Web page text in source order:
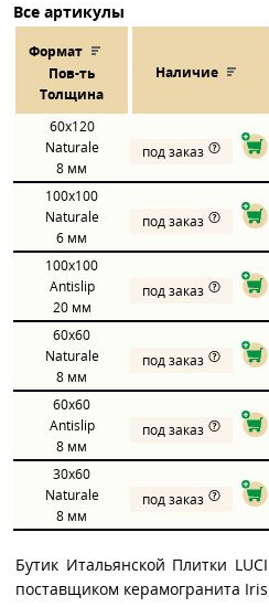
Все артикулы
Формат
Пов-ть
Толщина
Наличие
60x120
Naturale
8 мм
под заказ
100x100
Naturale
6 мм
под заказ
100x100
Antislip
20 мм
под заказ
60x60
Naturale
8 мм
под заказ
60x60
Antislip
8 мм
под заказ
30x60
Naturale
8 мм
под заказ
Бутик Итальянской Плитки
поставщиком керамогранита